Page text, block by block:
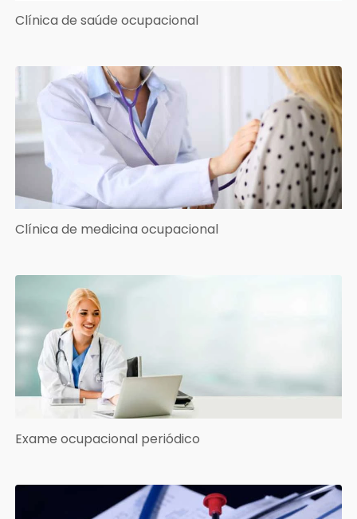
Clínica de saúde ocupacional
Clínica de medicina ocupacional
Exame ocupacional periódico